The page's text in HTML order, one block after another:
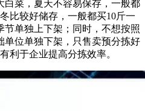
白菜，夏天不容易保存，一般都
比较好储存，一般都买10斤一
单独上下架；同时，不想按照
单位单独下架，只售卖预分拣好
利于企业提高分拣效率。